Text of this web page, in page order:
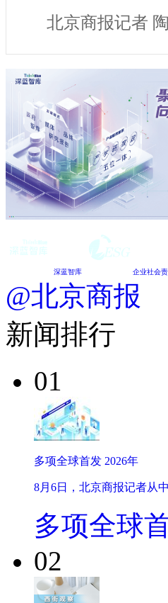
北京商报记者
深蓝智库 企业社会
@北京商报
新闻排行
01
多项全球首发 2026年
8月6日，北京商报记者从
多项全球
02